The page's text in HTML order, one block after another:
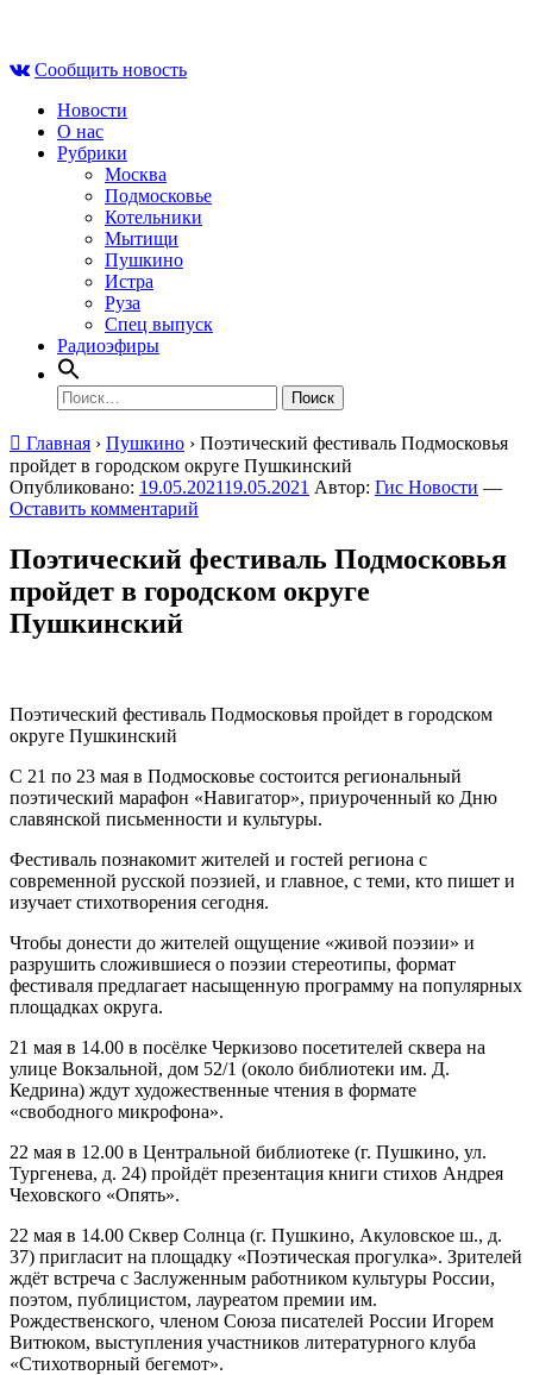
contentСообщить новость
Новости
О нас
Рубрики
Москва
Подмосковье
Котельники
Мытищи
Пушкино
Истра
Руза
Спец выпуск
Радиоэфиры
Найти:
Главная › Пушкино › Поэтический фестиваль Подмосковья
пройдет в городском округе Пушкинский
Опубликовано: 19.05.202119.05.2021 Автор: Гис Новости —
Оставить комментарий
Поэтический фестиваль Подмосковья
пройдет в городском округе
Пушкинский
Поэтический фестиваль Подмосковья пройдет в городском
округе Пушкинский
С 21 по 23 мая в Подмосковье состоится региональный
поэтический марафон «Навигатор», приуроченный ко Дню
славянской письменности и культуры.
Фестиваль познакомит жителей и гостей региона с
современной русской поэзией, и главное, с теми, кто пишет и
изучает стихотворения сегодня.
Чтобы донести до жителей ощущение «живой поэзии» и
разрушить сложившиеся о поэзии стереотипы, формат
фестиваля предлагает насыщенную программу на популярных
площадках округа.
21 мая в 14.00 в посёлке Черкизово посетителей сквера на
улице Вокзальной, дом 52/1 (около библиотеки им. Д.
Кедрина) ждут художественные чтения в формате
«свободного микрофона».
22 мая в 12.00 в Центральной библиотеке (г. Пушкино, ул.
Тургенева, д. 24) пройдёт презентация книги стихов Андрея
Чеховского «Опять».
22 мая в 14.00 Сквер Солнца (г. Пушкино, Акуловское ш., д.
37) пригласит на площадку «Поэтическая прогулка». Зрителей
ждёт встреча с Заслуженным работником культуры России,
поэтом, публицистом, лауреатом премии им.
Рождественского, членом Союза писателей России Игорем
Витюком, выступления участников литературного клуба
«Стихотворный бегемот».